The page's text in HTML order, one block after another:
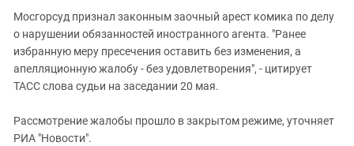
Мосгорсуд признал законным заочный арест комика по делу
о нарушении обязанностей иностранного агента. "Ранее
избранную меру пресечения оставить без изменения, а
апелляционную жалобу - без удовлетворения", - цитирует
ТАСС слова судьи на заседании 20 мая.
Рассмотрение жалобы прошло в закрытом режиме, уточняет
РИА "Новости".